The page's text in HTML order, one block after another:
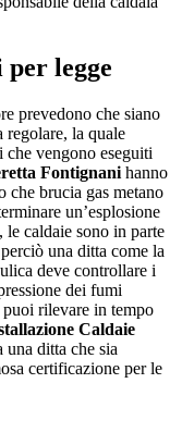
legge
prevedono che siano
regolare, la quale
vengono eseguiti
Fontignani hanno
che brucia gas metano
un’esplosione
le caldaie sono in parte
una ditta come la
deve controllare i
dei fumi
puoi rilevare in tempo
Caldaie
una ditta che sia
certificazione per le